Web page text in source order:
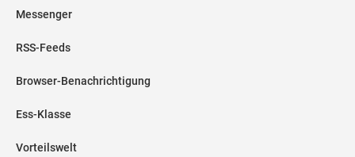
Messenger
RSS-Feeds
Browser-Benachrichtigung
Ess-Klasse
Vorteilswelt